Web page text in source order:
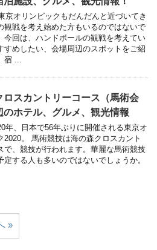
京オリンピックもだんだんと近づいてき
観戦を考え始めた方もいるのではないで
今回は、ハンドボールの観戦を考えてい
すめしたい、会場周辺のスポットをご紹
宿 ...
ロスカントリーコース（馬術会
のホテル、グルメ、観光情報
年、日本で56年ぶりに開催される東京オ
2020。 馬術競技は海の森クロスカント
で、競技が行われます。華麗な馬術競技
定する人も多いのではないでしょうか。
»